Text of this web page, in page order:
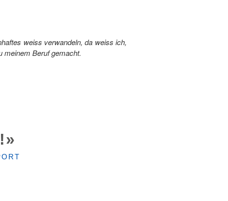
weiss verwandeln, da weiss ich,
meinem Beruf gemacht.